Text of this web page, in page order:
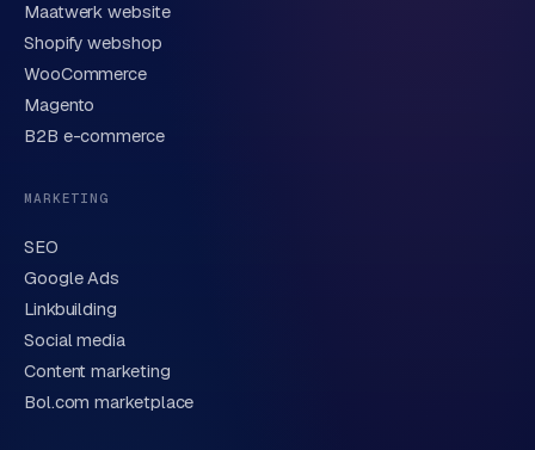
Korte omschrijving van je vraag of project
Verstuur aanvraag
We behandelen je gegevens zorgvuldig conform onze
privacyverklaring
Maatwerk website
Shopify webshop
WooCommerce
Magento
B2B e-commerce
MARKETING
SEO
Google Ads
Linkbuilding
Social media
Content marketing
Bol.com marketplace